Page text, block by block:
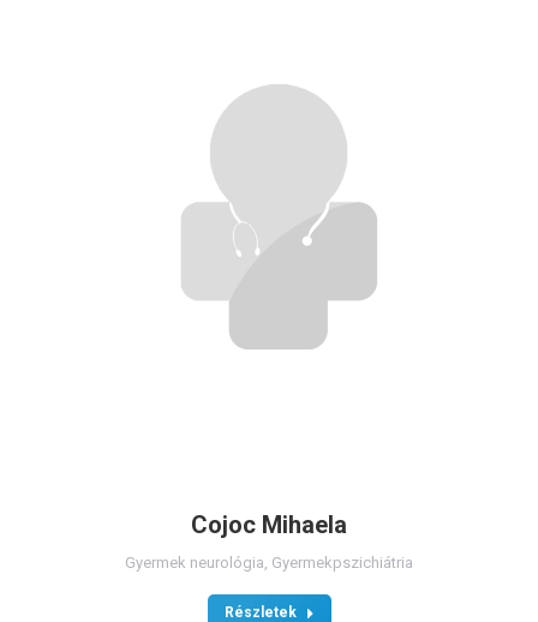
Cojoc Mihaela
Gyermek neurológia Gyermekpszichiátria
Részletek